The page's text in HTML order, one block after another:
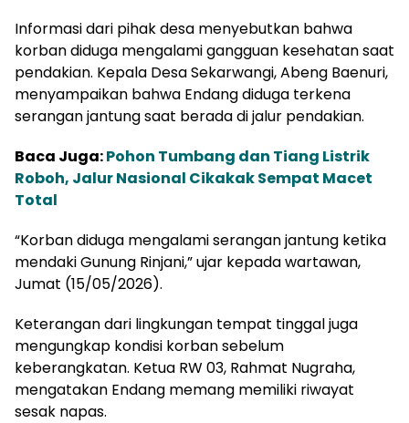
Informasi dari pihak desa menyebutkan bahwa
korban diduga mengalami gangguan kesehatan saat
pendakian. Kepala Desa Sekarwangi, Abeng Baenuri,
menyampaikan bahwa Endang diduga terkena
serangan jantung saat berada di jalur pendakian.
Baca Juga:Pohon Tumbang dan Tiang Listrik
Roboh, Jalur Nasional Cikakak Sempat Macet
Total
“Korban diduga mengalami serangan jantung ketika
mendaki Gunung Rinjani,” ujar kepada wartawan,
Jumat (15/05/2026).
Keterangan dari lingkungan tempat tinggal juga
mengungkap kondisi korban sebelum
keberangkatan. Ketua RW 03, Rahmat Nugraha,
mengatakan Endang memang memiliki riwayat
sesak napas.